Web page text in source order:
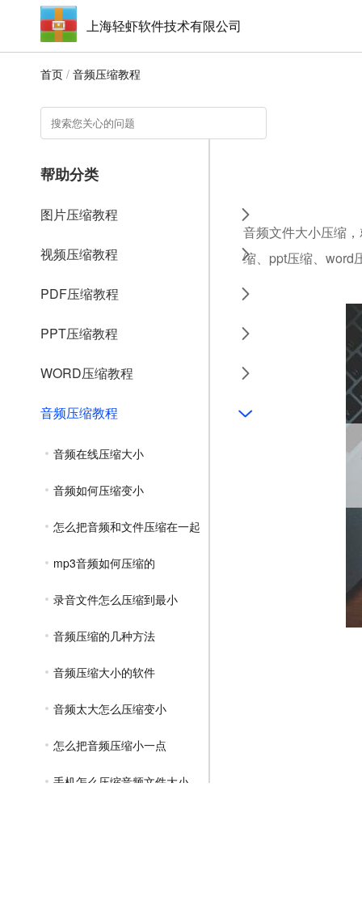
上海轻虾软件技术有限公司
首页 / 音频压缩教程
帮助分类
图片压缩教程
视频压缩教程
PDF压缩教程
PPT压缩教程
WORD压缩教程
音频压缩教程
音频在线压缩大小
音频如何压缩变小
怎么把音频和文件压缩在一起
mp3音频如何压缩的
录音文件怎么压缩到最小
音频压缩的几种方法
音频压缩大小的软件
音频太大怎么压缩变小
怎么把音频压缩小一点
手机怎么压缩音频文件大小
音频文件大小压缩
缩、ppt压缩、word